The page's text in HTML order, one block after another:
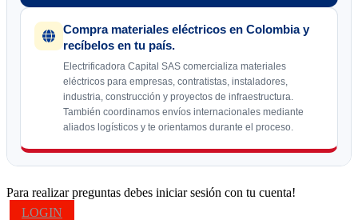
Compra materiales eléctricos en Colombia y
recíbelos en tu país.
Electrificadora Capital SAS comercializa materiales
eléctricos para empresas, contratistas, instaladores,
industria, construcción y proyectos de infraestructura.
También coordinamos envíos internacionales mediante
aliados logísticos y te orientamos durante el proceso.
Para realizar preguntas debes iniciar sesión con tu cuenta!
LOGIN